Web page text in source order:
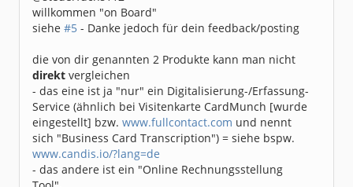
willkommen "on Board"
siehe #5 - Danke jedoch für dein feedback/posting
die von dir genannten 2 Produkte kann man nicht
direkt vergleichen
- das eine ist ja "nur" ein Digitalisierung-/Erfassung-
Service (ähnlich bei Visitenkarte CardMunch [wurde
eingestellt] bzw. www.fullcontact.com und nennt
sich "Business Card Transcription") = siehe bspw.
www.candis.io/?lang=de
- das andere ist ein "Online Rechnungsstellung